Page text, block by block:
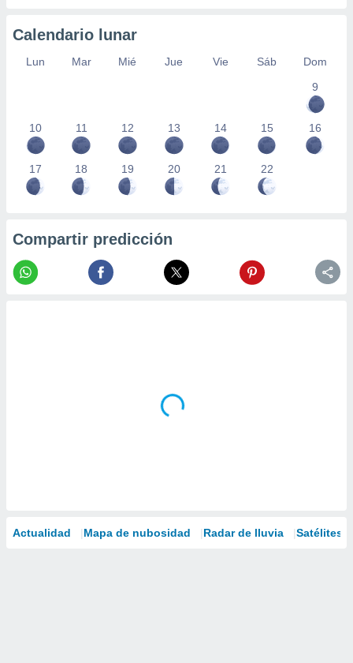
Calendario lunar
Lun Mar Mié Jue Vie Sáb
Dom
9
10 11 12 13 14 15 16
17 18 19 20 21 22
Compartir predicción
Actualidad Mapa de nubosidad Radar de lluvia Satélites